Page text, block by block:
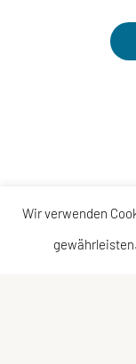
Wir verwenden
gewährleisten.